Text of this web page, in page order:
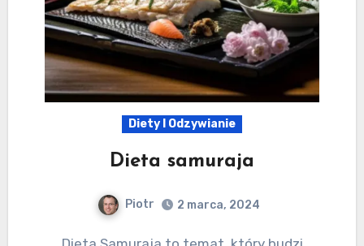
Diety I Odzywianie
Dieta samuraja
Piotr 2 marca, 2024